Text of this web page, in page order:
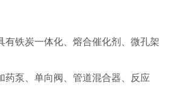
铁炭一体化、熔合催化剂、微孔架
泵、单向阀、管道混合器、反应